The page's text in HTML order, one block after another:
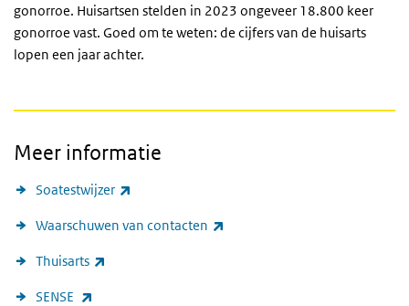
gonorroe. Huisartsen stelden in 2023 ongeveer 18.800 keer
gonorroe vast. Goed om te weten: de cijfers van de huisarts
lopen een jaar achter.
Meer informatie
Soatestwijzer
Waarschuwen van contacten
Thuisarts
SENSE